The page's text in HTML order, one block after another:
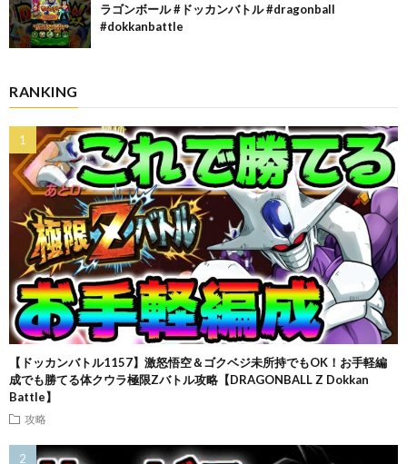
ラゴンボール #ドッカンバトル #dragonball
#dokkanbattle
RANKING
【ドッカンバトル1157】激怒悟空＆ゴクベジ未所持でもOK！お手軽編
成でも勝てる体クウラ極限Zバトル攻略【DRAGONBALL Z Dokkan
Battle】
攻略